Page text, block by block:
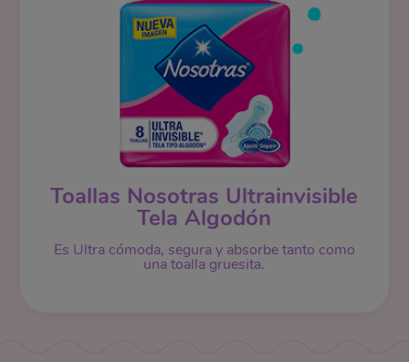
Toallas Nosotras Ultrainvisible
Tela Algodón
Es Ultra cómoda, segura y absorbe tanto como
una toalla gruesita.